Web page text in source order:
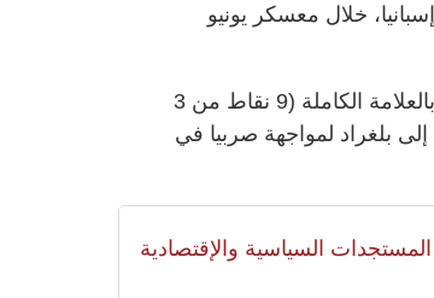
خلال معسكر يونيو
ويستضيف المنتخب الإنجليزي متصدر المجموعة الـ11 بالعلامة الكاملة (9 نقاط من 3
قبل أن يتوجه إلى بلغراد لمواجهة صربيا في
المستجدات السياسية والإقتصادية